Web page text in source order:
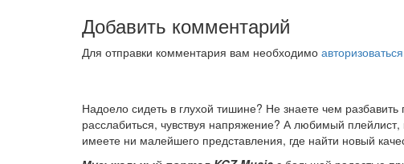
Добавить комментарий
Для отправки комментария вам необходимо авторизоваться
Надоело сидеть в глухой тишине? Не знаете чем
расслабиться, чувствуя напряжение? А любимый
имеете ни малейшего представления, где найти новый